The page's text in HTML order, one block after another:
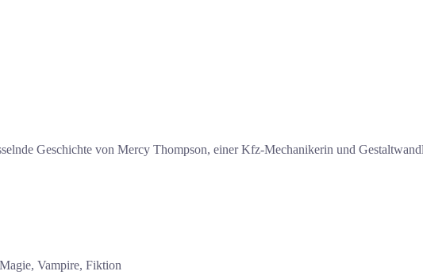
Geschichte von Mercy Thompson, einer Kfz-Mechanikerin und
Vampire, Fiktion